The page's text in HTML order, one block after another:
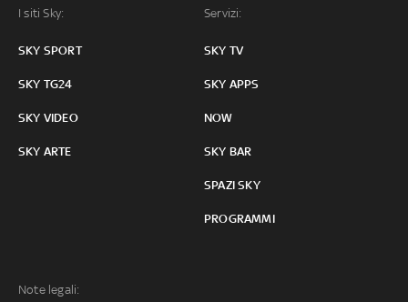
I siti Sky:
SKY SPORT
SKY TG24
SKY VIDEO
SKY ARTE
Servizi:
SKY TV
SKY APPS
NOW
SKY BAR
SPAZI SKY
PROGRAMMI
Note legali: